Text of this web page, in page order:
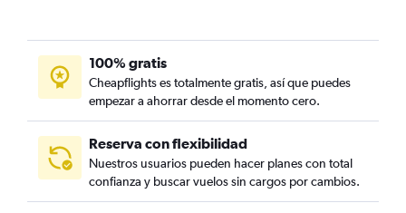
100% gratis
Cheapflights es totalmente gratis, así que puedes
empezar a ahorrar desde el momento cero.
Reserva con flexibilidad
Nuestros usuarios pueden hacer planes con total
confianza y buscar vuelos sin cargos por cambios.